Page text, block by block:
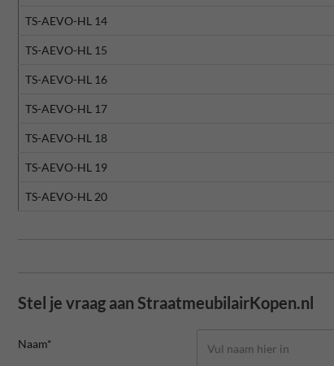
TS-AEVO-HL 14
TS-AEVO-HL 15
TS-AEVO-HL 16
TS-AEVO-HL 17
TS-AEVO-HL 18
TS-AEVO-HL 19
TS-AEVO-HL 20
Stel je vraag aan StraatmeubilairKopen.nl
Naam*